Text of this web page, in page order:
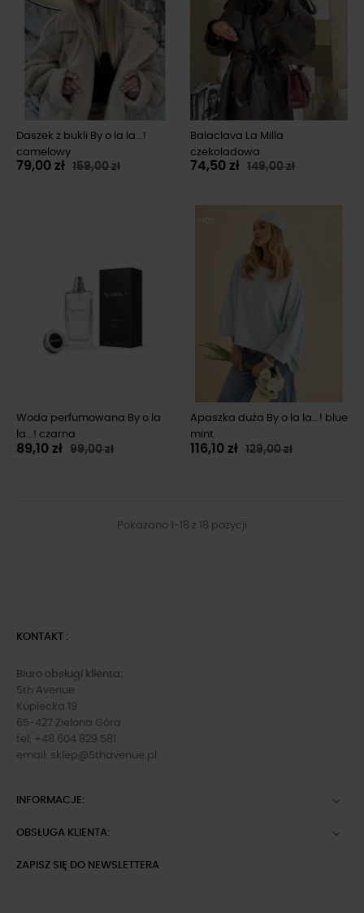
Daszek z bukli By o la la...!
camelowy
79,00 zł 159,00 zł
Balaclava La Milla
czekoladowa
74,50 zł 149,00 zł
Woda perfumowana By o la
la...! czarna
89,10 zł 99,00 zł
-10%
Apaszka duża By o la la...! blue
mint
116,10 zł 129,00 zł
Pokazano 1-18 z 18 pozycji
KONTAKT :
Biuro obsługi klienta:
5th Avenue
Kupiecka 19
65-427 Zielona Góra
tel: +48 604 829 581
email: sklep@5thavenue.pl
INFORMACJE: 
OBSŁUGA KLIENTA: 
ZAPISZ SIĘ DO NEWSLETTERA